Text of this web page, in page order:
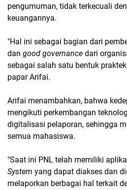
pengumuman, tidak terkecuali
keuangannya.
"Hal ini sebagai bagian dari
dan good governance dari
sebagai salah satu bentuk
papar Arifai.
Arifai menambahkan, bahwa
mengikuti perkembangan
digitalisasi pelaporan, sehingga
semua mahasiswa.
"Saat ini PNL telah memiliki
System yang dapat diakses dan
melaporkan berbagai hal terkait